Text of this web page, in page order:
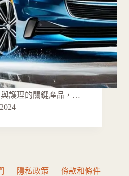
護理的關鍵產品，…
隱私政策 條款和條件